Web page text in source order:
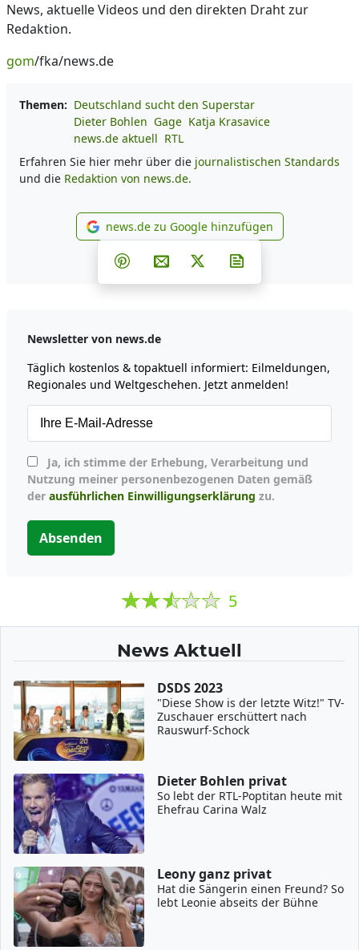
News, aktuelle Videos und den direkten Draht zur
Redaktion.
gom/fka/news.de
Themen: Deutschland sucht den Superstar
Dieter Bohlen Gage Katja Krasavice
news.de aktuell RTL
Erfahren Sie hier mehr über die journalistischen Standards
und die Redaktion von news.de.
news.de zu Google
news.de zu Google hinzufügen
Teilen auf Facebook
Teilen auf Whatsapp
Teilen auf Telegram
Teilen auf Pinterest
Per E-Mail teilen
Post auf X
Newsletter von news.de
Täglich kostenlos & topaktuell informiert: Eilmeldungen,
Regionales und Weltgeschehen. Jetzt anmelden!
Nutzung meiner personenbezogenen Daten gemäß
der ausführlichen Einwilligungserklärung zu.
Absenden
5
News Aktuell
DSDS 2023
"Diese Show is der letzte Witz!" TV-
Zuschauer erschüttert nach
Rauswurf-Schock
Dieter Bohlen privat
So lebt der RTL-Poptitan heute mit
Ehefrau Carina Walz
Leony ganz privat
Hat die Sängerin einen Freund? So
lebt Leonie abseits der Bühne